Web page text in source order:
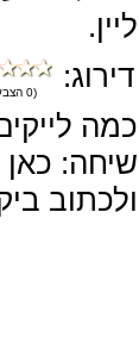
ליין.
דירוג:
(0 הצבעות)
כמה
שיחה: כאן
ולכתוב